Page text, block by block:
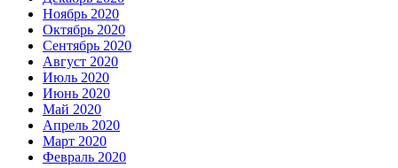
Ноябрь 2020
Октябрь 2020
Сентябрь 2020
Август 2020
Июль 2020
Июнь 2020
Май 2020
Апрель 2020
Март 2020
Февраль 2020